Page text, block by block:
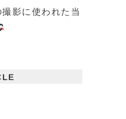
影に使われた当